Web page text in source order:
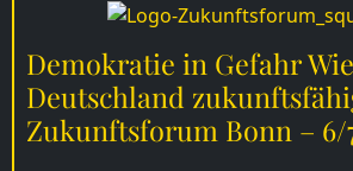
Demokratie in Gefahr
Deutschland
Zukunftsforum Bonn – 6/